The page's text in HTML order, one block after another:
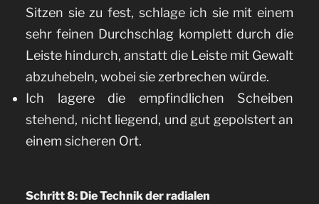
Sitzen sie zu fest, schlage ich sie mit einem
sehr feinen Durchschlag komplett durch die
Leiste hindurch, anstatt die Leiste mit Gewalt
abzuhebeln, wobei sie zerbrechen würde.
Ich lagere die empfindlichen Scheiben
stehend, nicht liegend, und gut gepolstert an
einem sicheren Ort.
Schritt 8: Die Technik der radialen